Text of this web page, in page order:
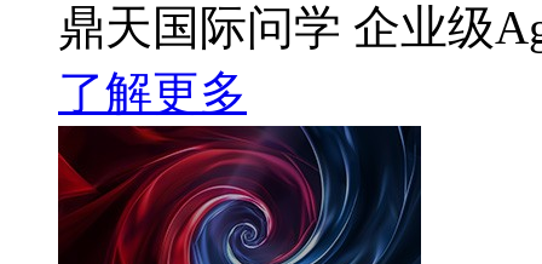
鼎天国际问学 企业级
了解更多